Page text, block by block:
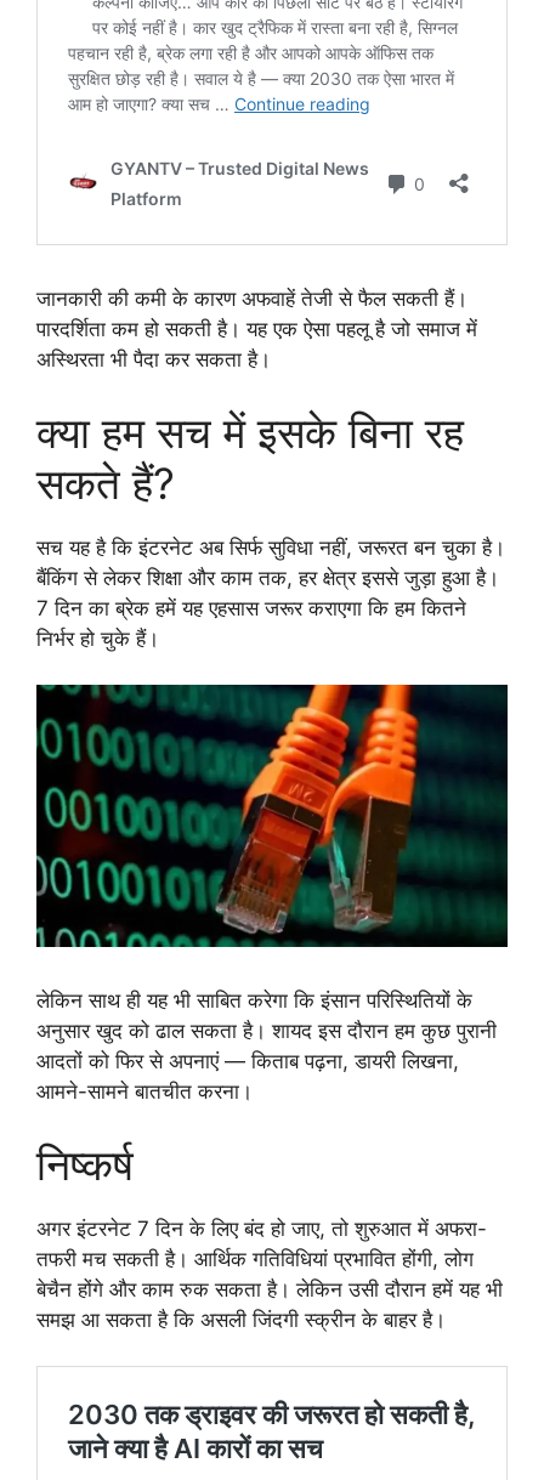
जानकारी की कमी के कारण अफवाहें तेजी से फैल सकती हैं।
पारदर्शिता कम हो सकती है। यह एक ऐसा पहलू है जो समाज में
अस्थिरता भी पैदा कर सकता है।
क्या हम सच में इसके बिना रह
सकते हैं?
सच यह है कि इंटरनेट अब सिर्फ सुविधा नहीं, जरूरत बन चुका है।
बैंकिंग से लेकर शिक्षा और काम तक, हर क्षेत्र इससे जुड़ा हुआ है।
7 दिन का ब्रेक हमें यह एहसास जरूर कराएगा कि हम कितने
निर्भर हो चुके हैं।
लेकिन साथ ही यह भी साबित करेगा कि इंसान परिस्थितियों के
अनुसार खुद को ढाल सकता है। शायद इस दौरान हम कुछ पुरानी
आदतों को फिर से अपनाएं — किताब पढ़ना, डायरी लिखना,
आमने-सामने बातचीत करना।
निष्कर्ष
अगर इंटरनेट 7 दिन के लिए बंद हो जाए, तो शुरुआत में अफरा-
तफरी मच सकती है। आर्थिक गतिविधियां प्रभावित होंगी, लोग
बेचैन होंगे और काम रुक सकता है। लेकिन उसी दौरान हमें यह भी
समझ आ सकता है कि असली जिंदगी स्क्रीन के बाहर है।